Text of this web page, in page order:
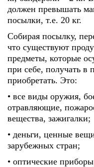
должен превышать
посылки, т.е. 20 кг.
Собирая посылку,
что существуют
предметы, которые
при себе, получать в
приобретать. Это:
• все виды оружия,
отравляющие,
вещества, зажигалки;
• деньги, ценные
зарубежных стран;
• оптические